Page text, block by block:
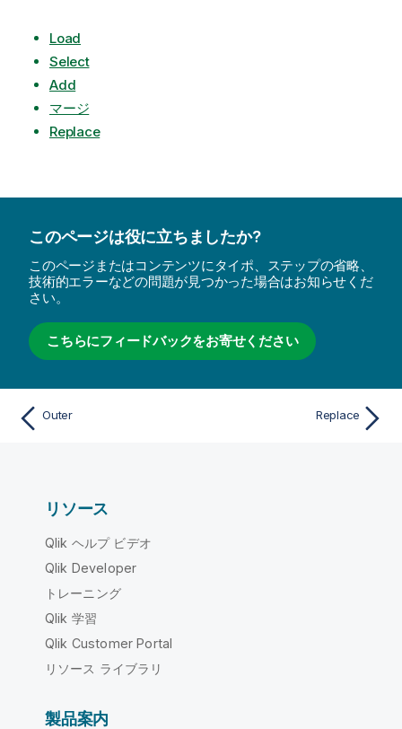
Load
Select
Add
マージ
Replace
このページは役に立ちましたか?
このページまたはコンテンツにタイポ、ステップの省略、
技術的エラーなどの問題が見つかった場合はお知らせくだ
さい。
こちらにフィードバックをお寄せください
Outer Replace
リソース
Qlik ヘルプ ビデオ
Qlik Developer
トレーニング
Qlik 学習
Qlik Customer Portal
リソース ライブラリ
製品案内